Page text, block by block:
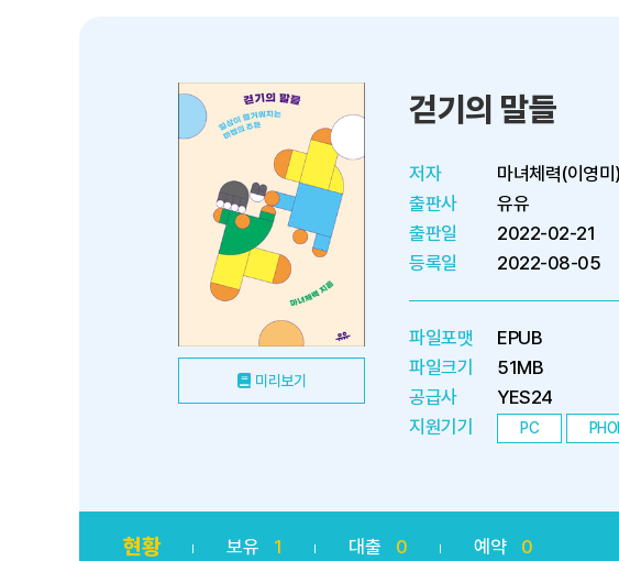
미리보기
걷기의 말들
저자
마녀체력(이영미
출판사
유유
출판일
2022-02-21
등록일
2022-08-05
파일포맷
EPUB
파일크기
51MB
공급사
YES24
지원기기
PC
현황 보유 1 대출 0 예약 0